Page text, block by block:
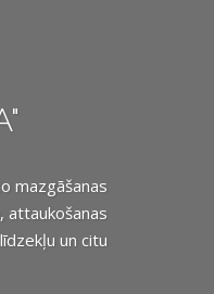
mazgāšanas
attaukošanas
un citu